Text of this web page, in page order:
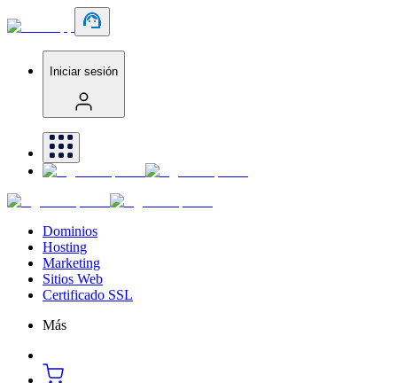
Iniciar sesión
Dominios
Hosting
Marketing
Sitios Web
Certificado SSL
Más